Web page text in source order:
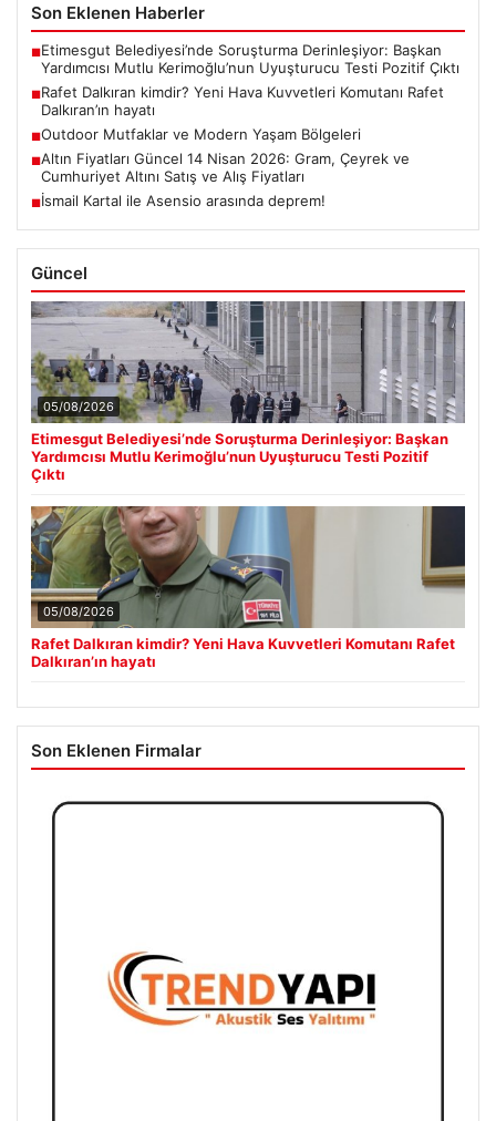
Son Eklenen Haberler
■Etimesgut Belediyesi’nde Soruşturma Derinleşiyor: Başkan
Yardımcısı Mutlu Kerimoğlu’nun Uyuşturucu Testi Pozitif Çıktı
■Rafet Dalkıran kimdir? Yeni Hava Kuvvetleri Komutanı Rafet
Dalkıran’ın hayatı
■Outdoor Mutfaklar ve Modern Yaşam Bölgeleri
■Altın Fiyatları Güncel 14 Nisan 2026: Gram, Çeyrek ve
Cumhuriyet Altını Satış ve Alış Fiyatları
■İsmail Kartal ile Asensio arasında deprem!
Güncel
05/08/2026
Etimesgut Belediyesi’nde Soruşturma Derinleşiyor: Başkan
Yardımcısı Mutlu Kerimoğlu’nun Uyuşturucu Testi Pozitif
Çıktı
05/08/2026
Rafet Dalkıran kimdir? Yeni Hava Kuvvetleri Komutanı Rafet
Dalkıran’ın hayatı
Son Eklenen Firmalar